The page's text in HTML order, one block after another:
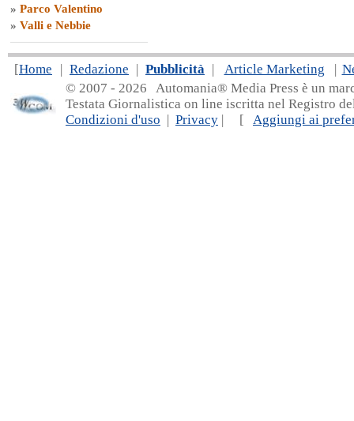
» Parco Valentino
» Valli e Nebbie
[Home | Redazione | Pubblicità | Article Marketing |
© 2007 - 2026 Automania® Media Press è un
Testata Giornalistica on line iscritta nel Registro
Condizioni d'uso | Privacy | [ Aggiungi ai